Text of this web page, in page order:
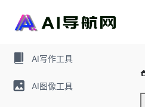
AI写作工具
AI图像工具